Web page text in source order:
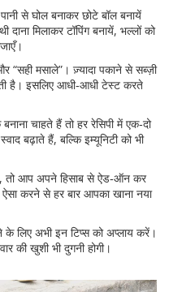
से घोल बनाकर छोटे बॉल बनायें
मिलाकर टॉपिंग बनायें, भल्लों को
“सही मसाले”। ज़्यादा पकाने से सब्ज़ी
है। इसलिए आधी‑आधी टेस्ट करते
चाहते हैं तो हर रेसिपी में एक‑दो
बढ़ाते हैं, बल्कि इम्यूनिटी को भी
तो आप अपने हिसाब से ऐड‑ऑन कर
करने से हर बार आपका खाना नया
लिए अभी इन टिप्स को अप्लाय करें।
की खुशी भी दुगनी होगी।